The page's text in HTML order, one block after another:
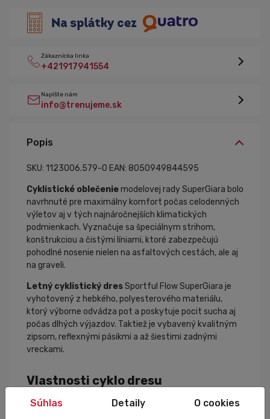
Zákaznícka linka
+421917941554
Napíšte nám
info@trenujeme.sk
Popis
SKU: 1123006.579-0 EAN: 8050949844595
Cyklistické oblečeniemodelovej rady SuperGiara bolo
navrhnuté pre maximálny komfort počas celodenných
výletov aj v tých najnáročnejších klimatických
podmienkach. Vyznačuje sa špeciálnym strihom,
konštrukciou a čistými líniami, ktoré zabezpečujú
pohodlné nosenie nielen na asfaltových cestách, ale aj
na graveli.
Letný cyklistický dresSportful Flow SuperGiara je
vyhotovený z hebkého, polyesterového materiálu,
ktorý výborne odvádza pot a poskytuje pocit sucha aj
počas dlhých výjazdov. Taktiež je vybavený kvalitným
zipsom, reflexnými pásikmi a až šiestimi zadnými
vreckami.
Vlastnosti cyklo dresu
Súhlas Detaily O cookies